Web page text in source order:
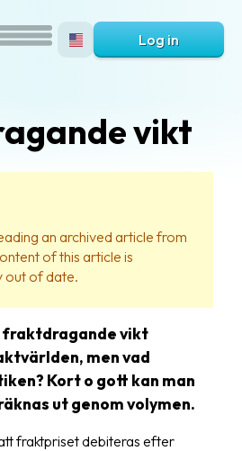
Log in
vikt
an archived article from
of this article is
out of date.
fraktdragande vikt
men vad
Kort o gott kan man
ut genom volymen.
fraktpriset debiteras efter